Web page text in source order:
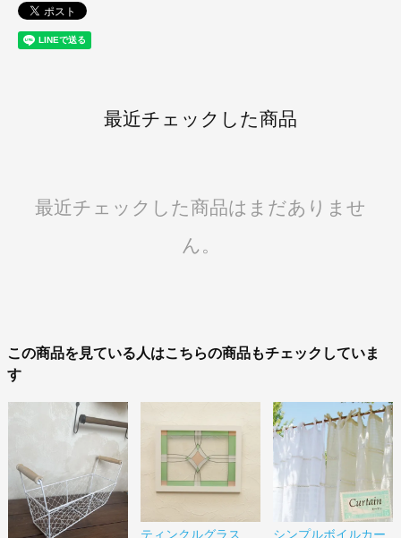
最近チェックした商品
最近チェックした商品はまだありませ
ん。
この商品を見ている人はこちらの商品もチェックしていま
す
ティンクルグラス シンプルボイルカー